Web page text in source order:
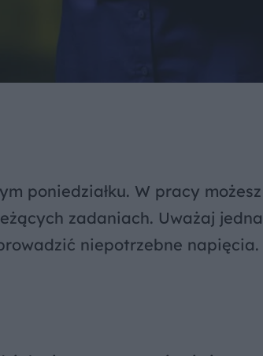
poniedziałku. W pracy
zadaniach. Uważaj
niepotrzebne napięcia.